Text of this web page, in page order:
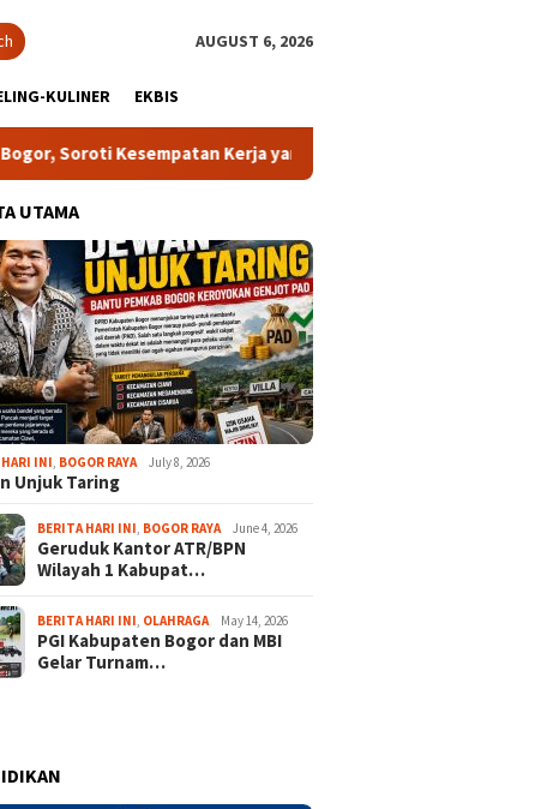
AUGUST 6, 2026
KULINER EKBIS
Kerja yang Setara
UTAMA
INI BOGOR RAYA July 8, 2026
Unjuk Taring
BERITA HARI INI BOGOR RAYA June 4, 2026
Geruduk Kantor ATR/BPN
Wilayah 1 Kabupat…
BERITA HARI INI OLAHRAGA May 14, 2026
PGI Kabupaten Bogor dan MBI
Gelar Turnam…